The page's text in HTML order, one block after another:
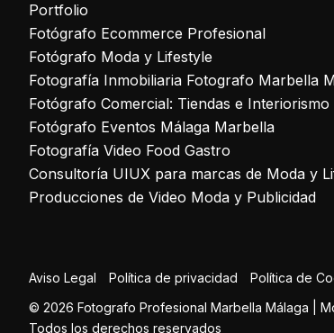
Portfolio
Fotógrafo Ecommerce Profesional
Fotógrafo Moda y Lifestyle
Fotografía Inmobiliaria Fotografo Marbella
Fotógrafo Comercial: Tiendas e Interiorismo
Fotógrafo Eventos Málaga Marbella
Fotografía Video Food Gastro
Consultoría UIUX para marcas de Moda y
Producciones de Video Moda y Publicidad
Aviso Legal Política de privacidad
Política de
© 2026 Fotografo Profesional Marbella Málaga |
Todos los derechos reservados